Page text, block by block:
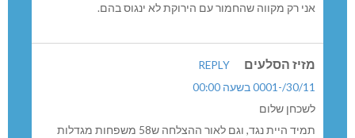
אני רק מקווה שהחמור עם הירוקת לא ינגוס בהם.
מזיז הסלעים
REPLY
30/11/-0001 בשעה 00:00
לשכחן שלום
תמיד היית נגד, וגם לאור ההצלחה ש58 משפחות מגדלות